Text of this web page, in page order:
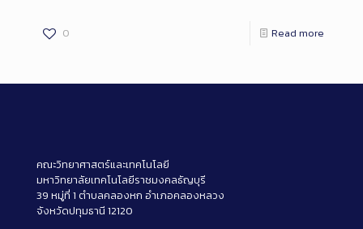
0 Read more
คณะวิทยาศาสตร์และเทคโนโลยี
มหาวิทยาลัยเทคโนโลยีราชมงคลธัญบุรี
39 หมู่ที่ 1 ตำบลคลองหก อำเภอคลองหลวง
จังหวัดปทุมธานี 12120